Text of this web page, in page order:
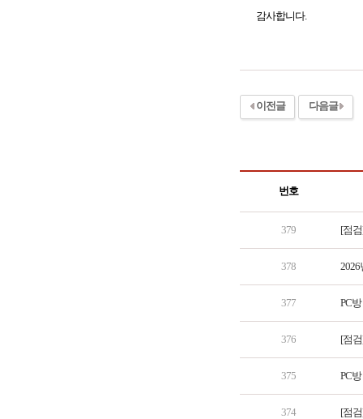
감사합니다.
이전글 다음글
번호
379 [점
378 2026
377 PC
376 [점
375 PC
374 [점